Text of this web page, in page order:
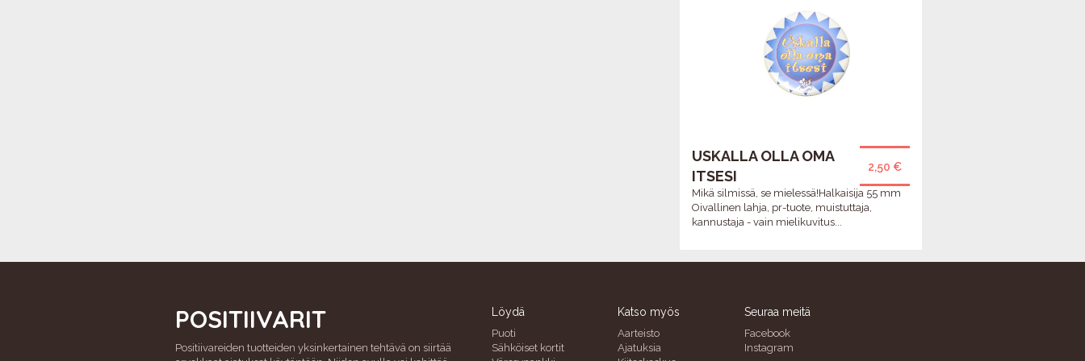
-Virkistynyt
2,50 €
USKALLA OLLA OMA
ITSESI
Mikä silmissä, se mielessä!Halkaisija 55 mm
Oivallinen lahja, pr-tuote, muistuttaja,
kannustaja - vain mielikuvitus...
POSITIIVARIT
Positiivareiden tuotteiden yksinkertainen tehtävä on siirtää
Löydä
Puoti
Sähköiset kortit
Katso myös
Aarteisto
Ajatuksia
Seuraa meitä
Facebook
Instagram